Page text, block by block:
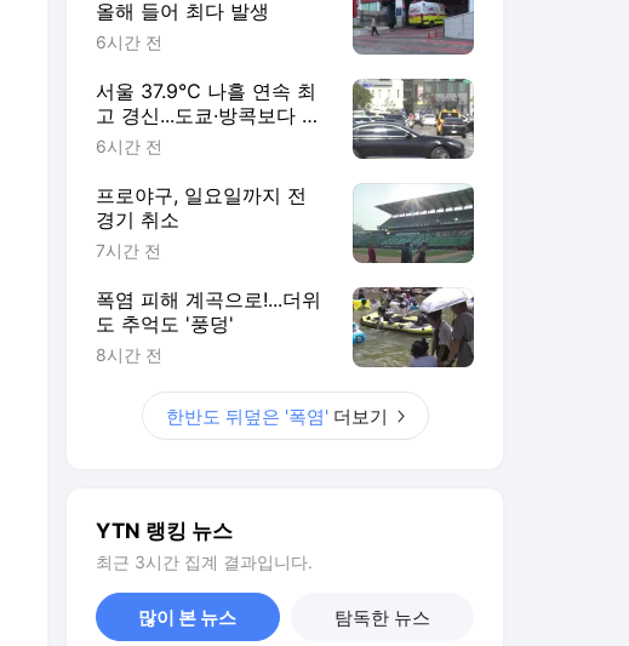
올해 들어 최다 발생
6시간 전
서울 37.9℃ 나흘 연속 최
고 경신...도쿄·방콕보다 덥
다
6시간 전
프로야구, 일요일까지 전
경기 취소
7시간 전
폭염 피해 계곡으로!...더위
도 추억도 '풍덩'
8시간 전
한반도 뒤덮은 '폭염' 더보기
YTN 랭킹 뉴스
최근 3시간 집계 결과입니다.
많이 본 뉴스 탐독한 뉴스